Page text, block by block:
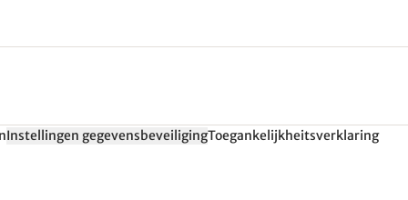
Instellingen gegevensbeveiligingToegankelijkheitsverklaring